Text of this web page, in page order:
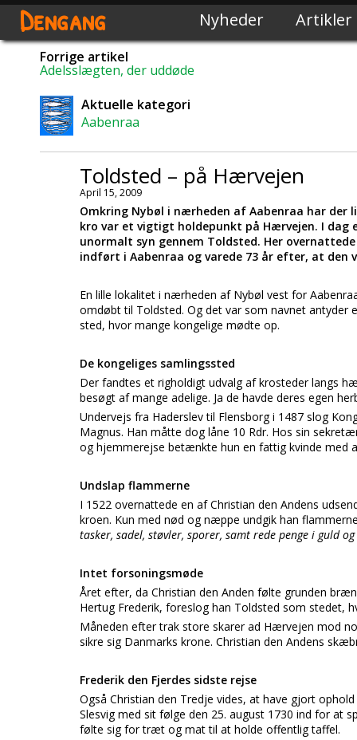
Dengang Nyheder Artikler
Forrige artikel
Adelsslægten, der uddøde
Aktuelle kategori
Aabenraa
Toldsted – på Hærvejen
April 15, 2009
Omkring Nybøl i nærheden af Aabenraa har
kro var et vigtigt holdepunkt på Hærvejen. I
unormalt syn gennem Toldsted. Her
indført i Aabenraa og varede 73 år efter, at den
En lille lokalitet i nærheden af Nybøl vest for
omdøbt til Toldsted. Og det var som navnet antyder
sted, hvor mange kongelige mødte op.
De kongeliges samlingssted
Der fandtes et righoldigt udvalg af krosteder langs
besøgt af mange adelige. Ja de havde deres egen
Undervejs fra Haderslev til Flensborg i 1487 slog
Magnus. Han måtte dog låne 10 Rdr. Hos sin
og hjemmerejse betænkte hun en fattig kvinde med
Undslap flammerne
I 1522 overnattede en af Christian den Andens
kroen. Kun med nød og næppe undgik han
tasker, sadel, støvler, sporer, samt rede penge i guld
Intet forsoningsmøde
Året efter, da Christian den Anden følte grunden
Hertug Frederik, foreslog han Toldsted som stedet,
Måneden efter trak store skarer ad Hærvejen mod
sikre sig Danmarks krone. Christian den Andens
Frederik den Fjerdes sidste rejse
Også Christian den Tredje vides, at have gjort
Slesvig med sit følge den 25. august 1730 ind for at
følte sig for træt og mat til at holde offentlig taffel.